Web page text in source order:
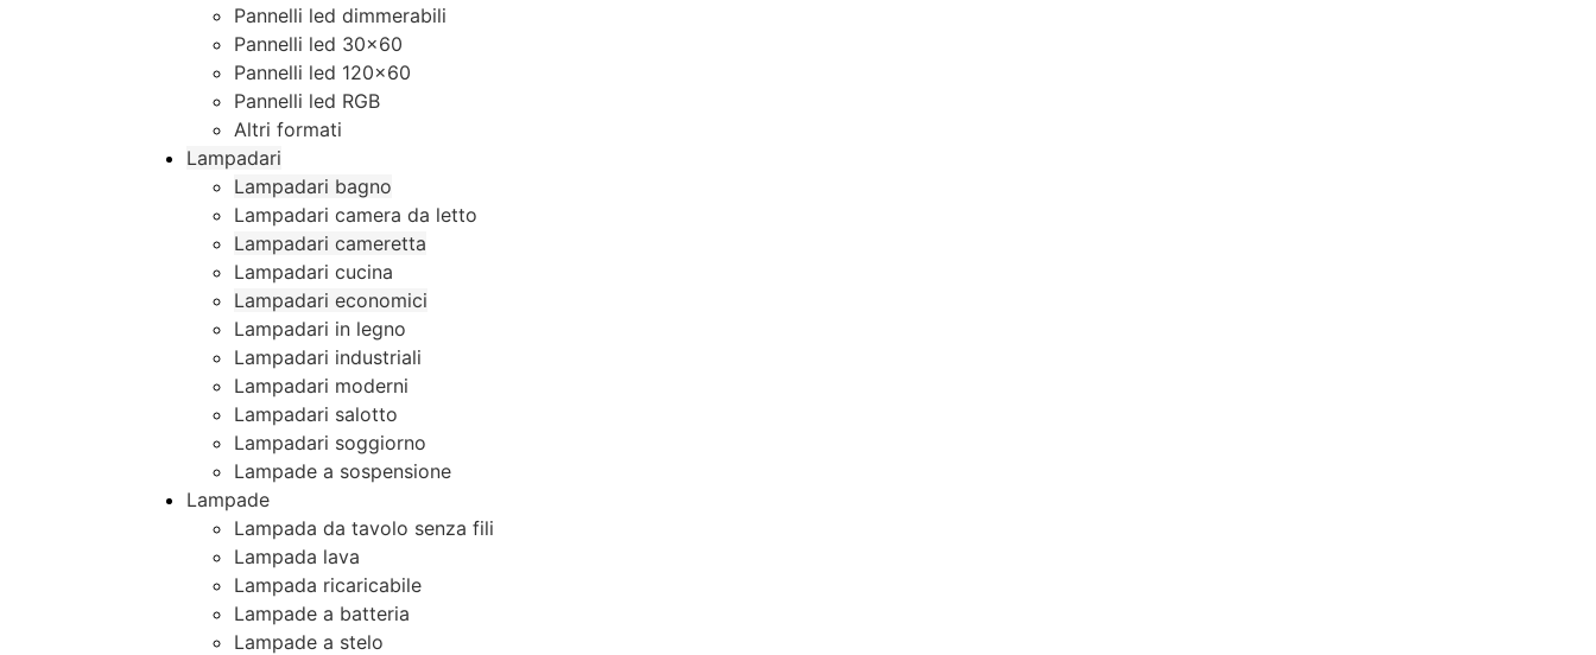
Pannelli led dimmerabili
Pannelli led 30×60
Pannelli led 120×60
Pannelli led RGB
Altri formati
Lampadari
Lampadari bagno
Lampadari camera da letto
Lampadari cameretta
Lampadari cucina
Lampadari economici
Lampadari in legno
Lampadari industriali
Lampadari moderni
Lampadari salotto
Lampadari soggiorno
Lampade a sospensione
Lampade
Lampada da tavolo senza fili
Lampada lava
Lampada ricaricabile
Lampade a batteria
Lampade a stelo